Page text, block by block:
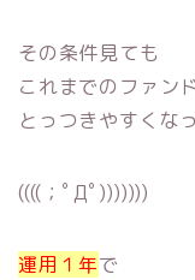
その条件見ても
これまでのファン
とっつきやすくな
((((；ﾟДﾟ)))))))
運用１年で